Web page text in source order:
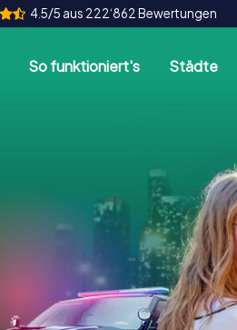
4.5/5 aus 222‘862 Bewertungen
So funktioniert's Städte